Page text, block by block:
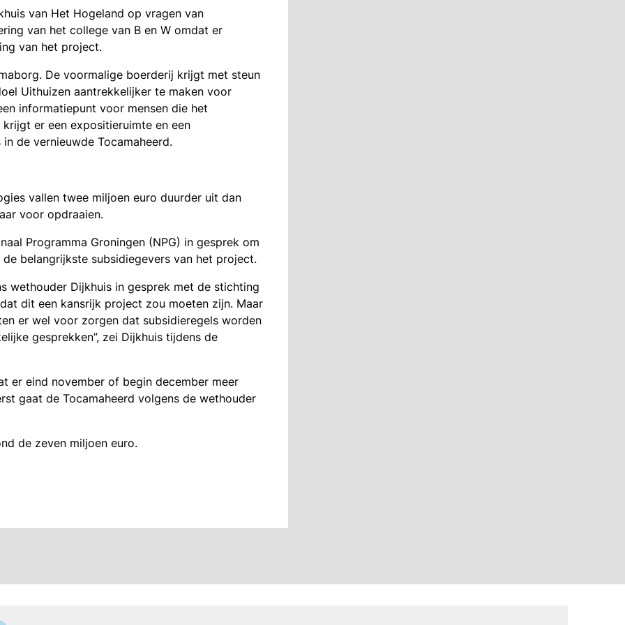
van Het Hogeland op vragen van
van het college van B en W omdat er
van het project.
De voormalige boerderij krijgt met steun
Uithuizen aantrekkelijker te maken voor
informatiepunt voor mensen die het
er een expositieruimte en een
de vernieuwde Tocamaheerd.
vallen twee miljoen euro duurder uit dan
voor opdraaien.
Programma Groningen (NPG) in gesprek om
belangrijkste subsidiegevers van het project.
wethouder Dijkhuis in gesprek met de stichting
dit een kansrijk project zou moeten zijn. Maar
er wel voor zorgen dat subsidieregels worden
gesprekken”, zei Dijkhuis tijdens de
er eind november of begin december meer
gaat de Tocamaheerd volgens de wethouder
de zeven miljoen euro.